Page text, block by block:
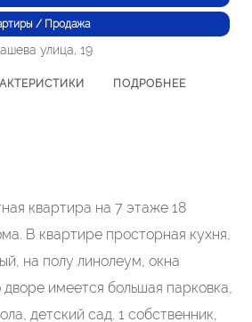
/ Продажа
улица, 19
ПОДРОБНЕЕ
квартира на 7 этаже 18
В квартире просторная кухня,
на полу линолеум, окна
имеется большая парковка,
детский сад. 1 собственник,